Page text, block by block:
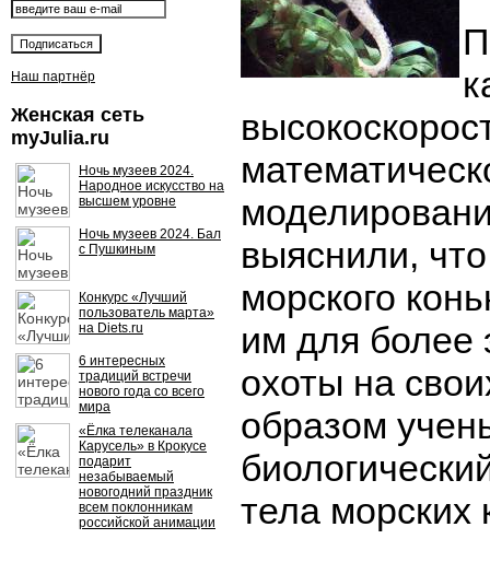
Наш партнёр
Женская сеть
myJulia.ru
Ночь музеев 2024.
Народное искусство на
высшем уровне
Ночь музеев 2024. Бал
с Пушкиным
Конкурс «Лучший
пользователь марта»
на Diets.ru
6 интересных
традиций встречи
нового года со всего
мира
«Ёлка телеканала
Карусель» в Крокусе
подарит
незабываемый
новогодний праздник
всем поклонникам
российской анимации
выяснили,
морского
им для более
охоты на
образом
тела морских